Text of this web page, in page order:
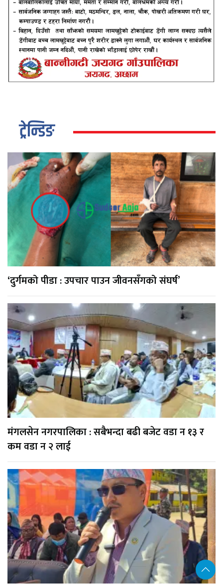
ट्रेन्डिङ
‘दुर्गमको पीडा : उपचार पाउन जीवनसँगको संघर्ष’
मंगलसेन नगरपालिका : सबैभन्दा बढी बजेट वडा न १३ र
कम वडा न २ लाई